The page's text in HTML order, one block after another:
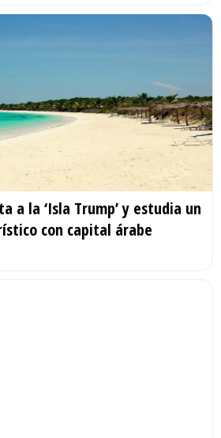
a la ‘Isla Trump’ y estudia un
con capital árabe